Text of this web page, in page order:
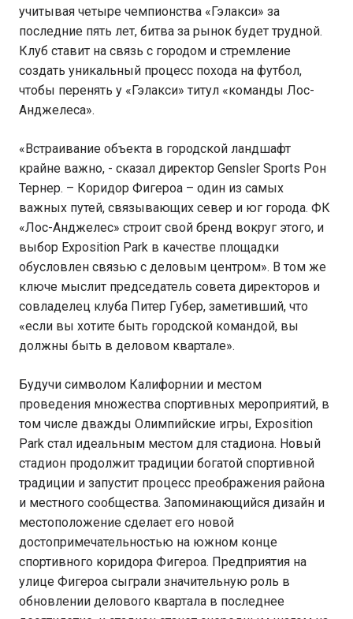
учитывая четыре чемпионства «Гэлакси» за
последние пять лет, битва за рынок будет трудной.
Клуб ставит на связь с городом и стремление
создать уникальный процесс похода на футбол,
чтобы перенять у «Гэлакси» титул «команды Лос-
Анджелеса».
«Встраивание объекта в городской ландшафт
крайне важно, - сказал директор Gensler Sports Рон
Тернер. – Коридор Фигероа – один из самых
важных путей, связывающих север и юг города. ФК
«Лос-Анджелес» строит свой бренд вокруг этого, и
выбор Exposition Park в качестве площадки
обусловлен связью с деловым центром». В том же
ключе мыслит председатель совета директоров и
совладелец клуба Питер Губер, заметивший, что
«если вы хотите быть городской командой, вы
должны быть в деловом квартале».
Будучи символом Калифорнии и местом
проведения множества спортивных мероприятий, в
том числе дважды Олимпийские игры, Exposition
Park стал идеальным местом для стадиона. Новый
стадион продолжит традиции богатой спортивной
традиции и запустит процесс преображения района
и местного сообщества. Запоминающийся дизайн и
местоположение сделает его новой
достопримечательностью на южном конце
спортивного коридора Фигероа. Предприятия на
улице Фигероа сыграли значительную роль в
обновлении делового квартала в последнее